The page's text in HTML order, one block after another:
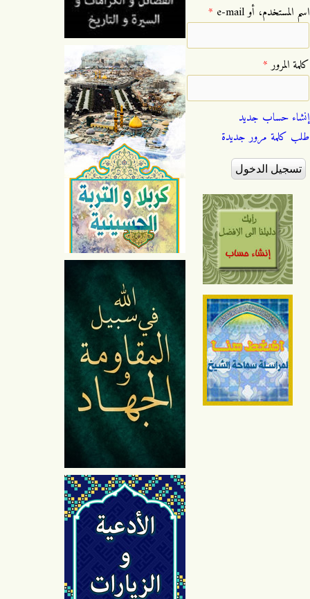
‏اسم المستخدم، أو e-mail ‏ *
‏كلمة المرور ‏*
إنشاء حساب جديد
طلب كلمة مرور جديدة